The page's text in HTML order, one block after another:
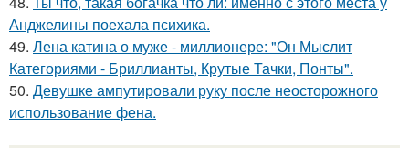
Анджелины поехала психика.
49. Лена катина о муже - миллионере: "Он Мыслит
Категориями - Бриллианты, Крутые Тачки, Понты".
50. Девушке ампутировали руку после неосторожного
использование фена.